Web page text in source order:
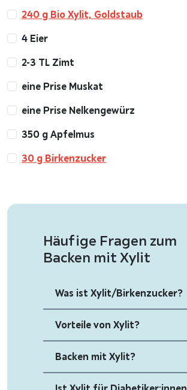
240 g Bio Xylit, Goldstaub
4 Eier
2-3 TL Zimt
eine Prise Muskat
eine Prise Nelkengewürz
350 g Apfelmus
30 g Birkenzucker
Häufige Fragen zum
Backen mit Xylit
Was ist Xylit/Birkenzucker?
Vorteile von Xylit?
Backen mit Xylit?